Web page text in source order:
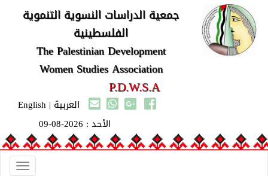
جمعية الدراسات النسوية التنموية
الفلسطينية
The Palestinian Development
Women Studies Association
P.D.W.S.A
العربية |
English
الأحد : 2026-08-09